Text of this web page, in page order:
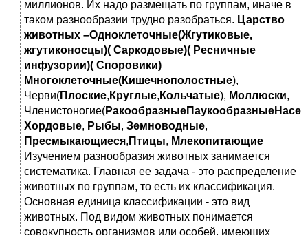
миллионов. Их надо размещать по группам, иначе в
таком разнообразии трудно разобраться. Царство
животных –Одноклеточные(Жгутиковые,
жгутиконосцы)( Саркодовые)( Ресничные
инфузории)( Споровики)
Многоклеточные(Кишечнополостные),
Черви(Плоские, Круглые, Кольчатые), Моллюски,
Членистоногие(
Хордовые, Рыбы, Земноводные,
Пресмыкающиеся, Птицы, Млекопитающие
Изучением разнообразия животных занимается
систематика. Главная ее задача - это распределение
животных по группам, то есть их классификация.
Основная единица классификации - это вид
животных. Под видом животных понимается
совокупность организмов или особей, имеющих